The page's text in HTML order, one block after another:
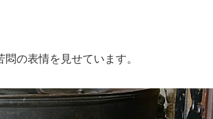
の表情を見せています。